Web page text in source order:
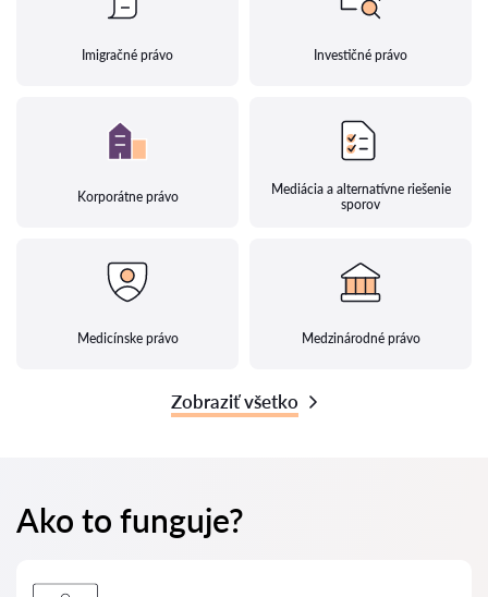
Imigračné právo Investičné právo
Korporátne právo
Mediácia a alternatívne riešenie
sporov
Medicínske právo Medzinárodné právo
Zobraziť všetko
Ako to funguje?